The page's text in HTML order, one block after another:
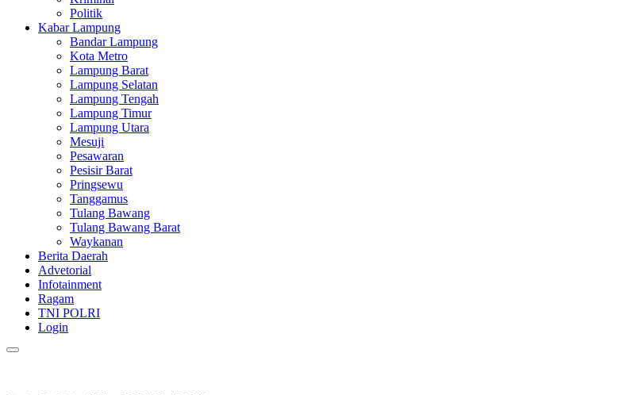
Politik
Kabar Lampung
Bandar Lampung
Kota Metro
Lampung Barat
Lampung Selatan
Lampung Tengah
Lampung Timur
Lampung Utara
Mesuji
Pesawaran
Pesisir Barat
Pringsewu
Tanggamus
Tulang Bawang
Tulang Bawang Barat
Waykanan
Berita Daerah
Advetorial
Infotainment
Ragam
TNI POLRI
Login